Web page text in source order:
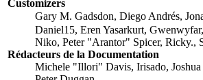
Customizers
Gary M. Gadsdon, Diego Andrés,
Daniel15, Eren Yasarkurt,
Niko, Peter "Arantor" Spicer, Ricky.,
Rédacteurs de la Documentation
Michele "Illori" Davis, Irisado,